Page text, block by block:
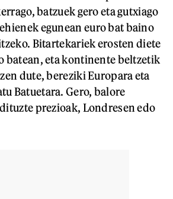
batzuek gero eta gutxiago
egunean euro bat baino
Bitartekariek erosten diete
batean, eta kontinente beltzetik
dute, bereziki Europara eta
Batuetara. Gero, balore
prezioak, Londresen edo